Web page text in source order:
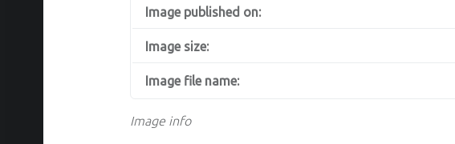
Image info
Image published on:
Image size:
Image file name: